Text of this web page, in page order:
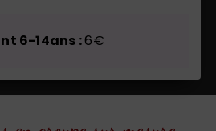
6-14ans :6€